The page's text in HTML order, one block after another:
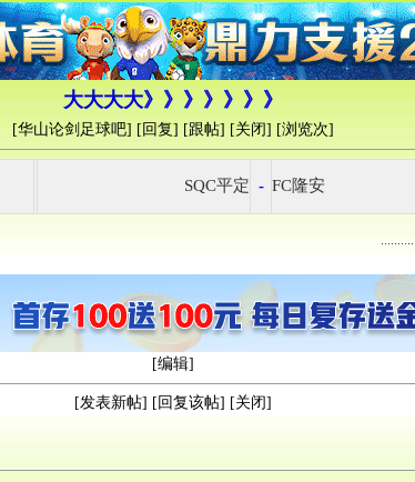
大大大大》》》》》》》
[华山论剑足球吧] [回复] [跟帖] [关闭] [浏览次]
SQC平定 - FC隆安
[编辑]
[发表新帖] [ 回复该帖] [关闭]